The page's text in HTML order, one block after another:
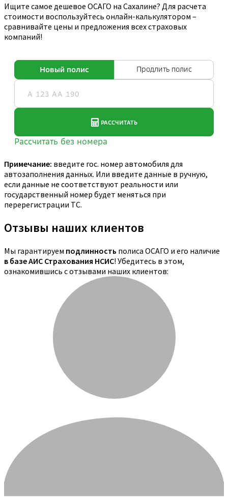
Ищите самое дешевое ОСАГО на Сахалине? Для расчета
стоимости воспользуйтесь онлайн-калькулятором –
сравнивайте цены и предложения всех страховых
компаний!
Примечание: введите гос. номер автомобиля для
автозаполнения данных. Или введите данные в ручную,
если данные не соответствуют реальности или
государственный номер будет меняться при
перерегистрации ТС.
Отзывы наших клиентов
Мы гарантируем подлинность полиса ОСАГО и его наличие
в базе АИС Страхования НСИС! Убедитесь в этом,
ознакомившись с отзывами наших клиентов: